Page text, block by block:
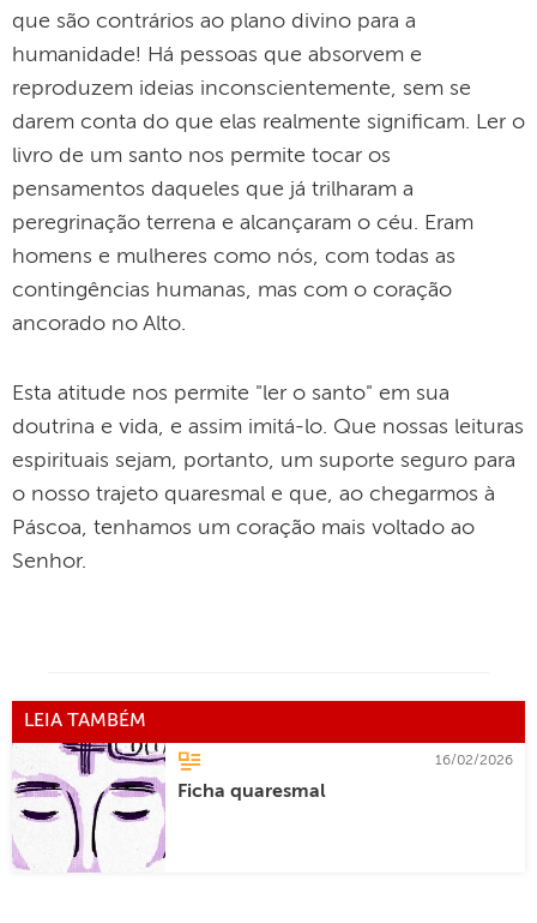
que são contrários ao plano divino para a
humanidade! Há pessoas que absorvem e
reproduzem ideias inconscientemente, sem se
darem conta do que elas realmente significam. Ler o
livro de um santo nos permite tocar os
pensamentos daqueles que já trilharam a
peregrinação terrena e alcançaram o céu. Eram
homens e mulheres como nós, com todas as
contingências humanas, mas com o coração
ancorado no Alto.
Esta atitude nos permite "ler o santo" em sua
doutrina e vida, e assim imitá-lo. Que nossas leituras
espirituais sejam, portanto, um suporte seguro para
o nosso trajeto quaresmal e que, ao chegarmos à
Páscoa, tenhamos um coração mais voltado ao
Senhor.
LEIA TAMBÉM
16/02/2026
Ficha quaresmal